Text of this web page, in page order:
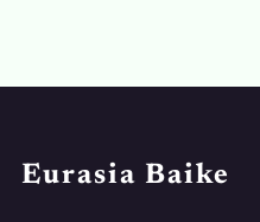
Eurasia Baike